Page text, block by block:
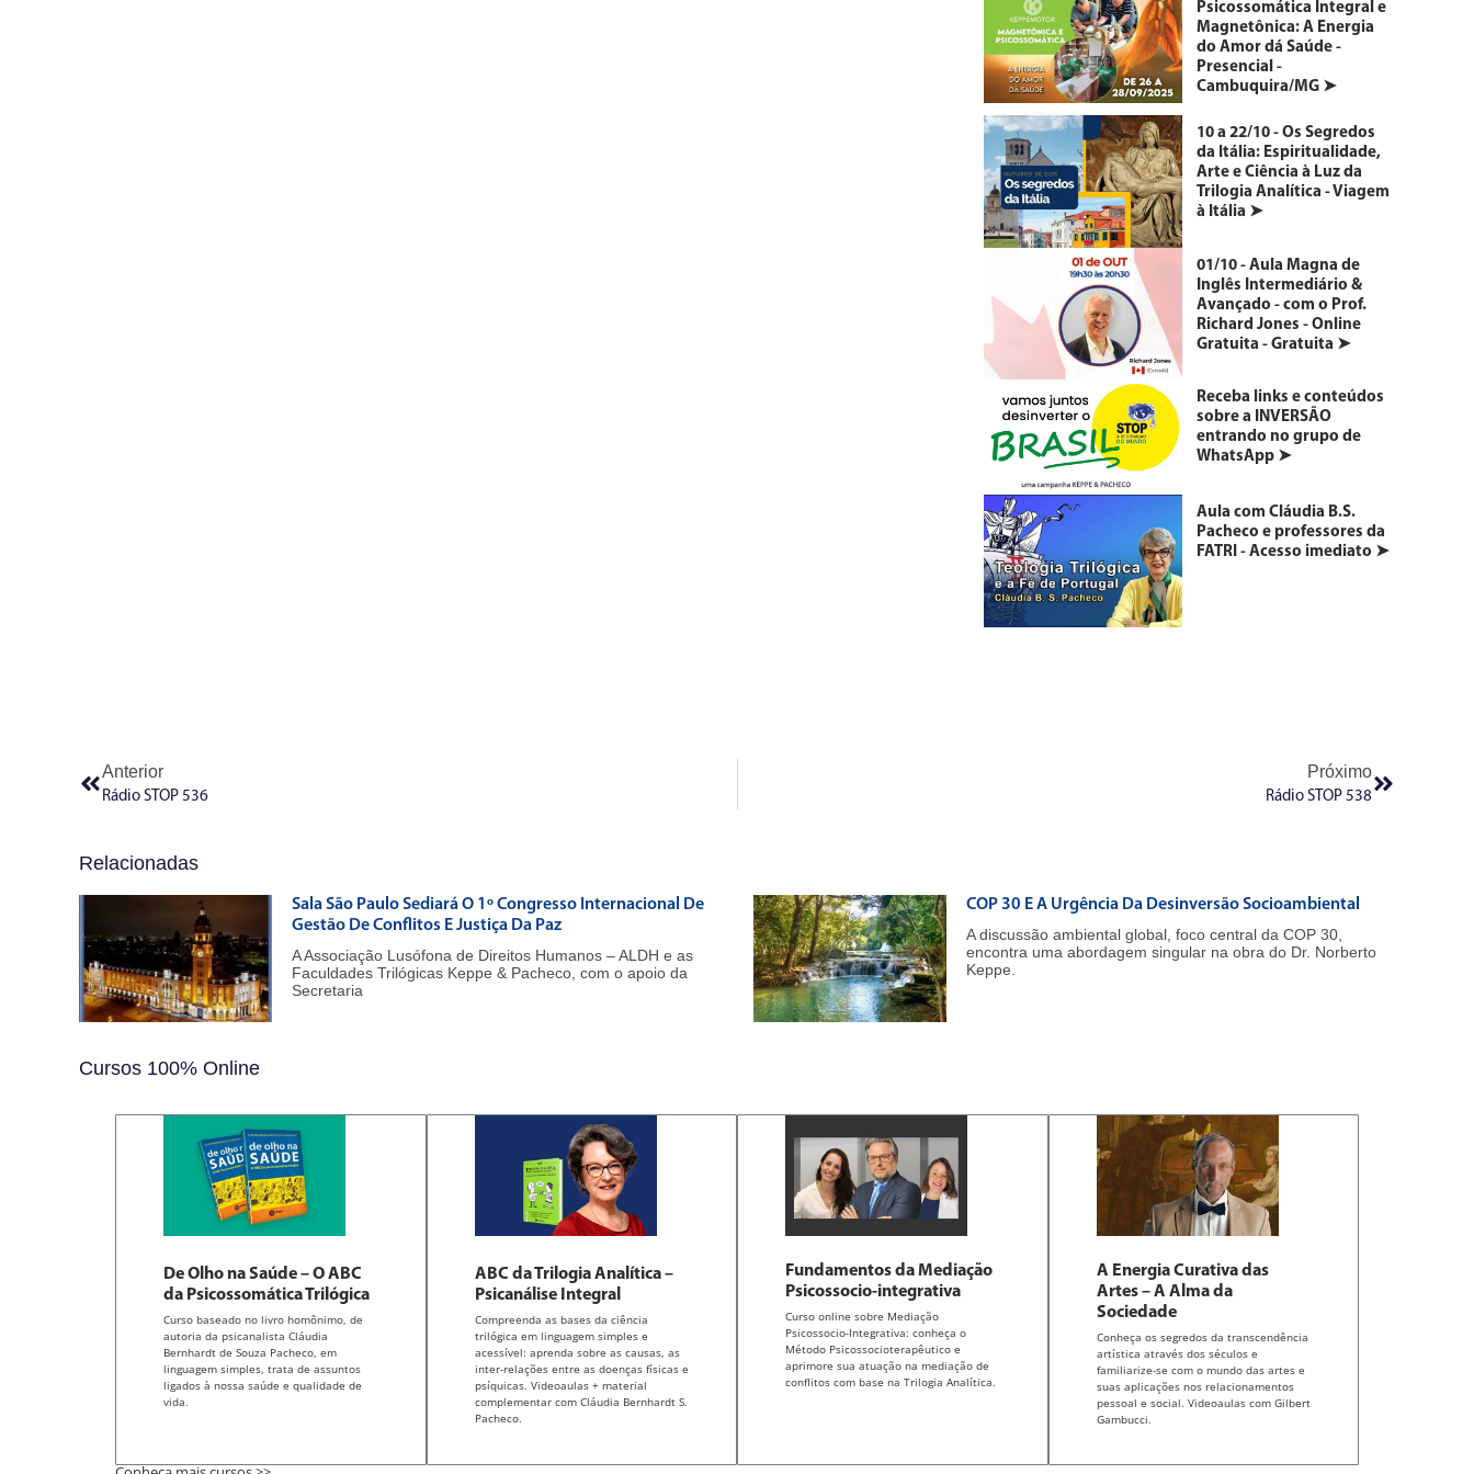
Psicossomática Integral e
Magnetônica: A Energia
do Amor dá Saúde -
Presencial -
Cambuquira/MG ➤
10 a 22/10 - Os Segredos
da Itália: Espiritualidade,
Arte e Ciência à Luz da
Trilogia Analítica - Viagem
à Itália ➤
01/10 - Aula Magna de
Inglês Intermediário &
Avançado - com o Prof.
Richard Jones - Online
Gratuita - Gratuita ➤
Receba links e conteúdos
sobre a INVERSÃO
entrando no grupo de
WhatsApp ➤
Aula com Cláudia B.S.
Pacheco e professores da
FATRI - Acesso imediato ➤
Anterior
Rádio STOP 536
Próximo
Rádio STOP 538
Relacionadas
Sala São Paulo Sediará O 1º Congresso Internacional De
Gestão De Conflitos E Justiça Da Paz
A Associação Lusófona de Direitos Humanos – ALDH e as
Faculdades Trilógicas Keppe & Pacheco, com o apoio da
Secretaria
COP 30 E A Urgência Da Desinversão Socioambiental
A discussão ambiental global, foco central da COP 30,
encontra uma abordagem singular na obra do Dr. Norberto
Keppe.
Cursos 100% Online
De Olho na Saúde – O ABC
da Psicossomática Trilógica
Curso baseado no livro homônimo, de
autoria da psicanalista Cláudia
Bernhardt de Souza Pacheco, em
linguagem simples, trata de assuntos
ligados à nossa saúde e qualidade de
vida.
ABC da Trilogia Analítica –
Psicanálise Integral
Compreenda as bases da ciência
trilógica em linguagem simples e
acessível: aprenda sobre as causas, as
inter-relações entre as doenças físicas e
psíquicas. Videoaulas + material
complementar com Cláudia Bernhardt S.
Pacheco.
Fundamentos da Mediação
Psicossocio-integrativa
Curso online sobre Mediação
Psicossocio-Integrativa: conheça o
Método Psicossocioterapêutico e
aprimore sua atuação na mediação de
conflitos com base na Trilogia Analítica.
A Energia Curativa das
Artes – A Alma da
Sociedade
Conheça os segredos da transcendência
artística através dos séculos e
familiarize-se com o mundo das artes e
suas aplicações nos relacionamentos
pessoal e social. Videoaulas com Gilbert
Gambucci.